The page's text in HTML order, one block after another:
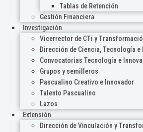
Tablas de Retención
Gestión Financiera
Investigación
Vicerrector de CTi y
Dirección de Ciencia, Tecnología e
Convocatorias Tecnología e
Grupos y semilleros
Pascualino Creativo e Innovador
Talento Pascualino
Lazos
Extensión
Dirección de Vinculación y